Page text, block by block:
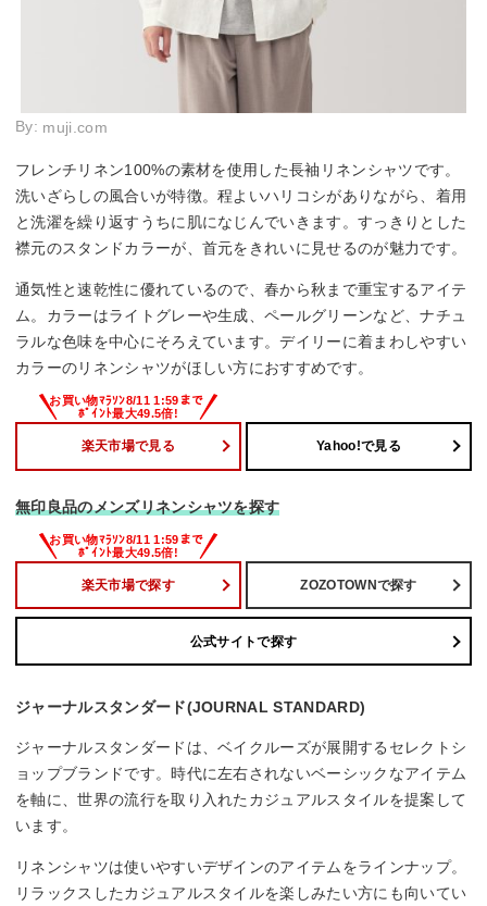
By: muji.com
フレンチリネン100%の素材を使用した長袖リネンシャツです。
洗いざらしの風合いが特徴。程よいハリコシがありながら、着用
と洗濯を繰り返すうちに肌になじんでいきます。すっきりとした
襟元のスタンドカラーが、首元をきれいに見せるのが魅力です。
通気性と速乾性に優れているので、春から秋まで重宝するアイテ
ム。カラーはライトグレーや生成、ペールグリーンなど、ナチュ
ラルな色味を中心にそろえています。デイリーに着まわしやすい
カラーのリネンシャツがほしい方におすすめです。
楽天市場で見る Yahoo!で見る
無印良品のメンズリネンシャツを探す
楽天市場で探す ZOZOTOWNで探す
公式サイトで探す
ジャーナルスタンダード(JOURNAL STANDARD)
ジャーナルスタンダードは、ベイクルーズが展開するセレクトシ
ョップブランドです。時代に左右されないベーシックなアイテム
を軸に、世界の流行を取り入れたカジュアルスタイルを提案して
います。
リネンシャツは使いやすいデザインのアイテムをラインナップ。
リラックスしたカジュアルスタイルを楽しみたい方にも向いてい